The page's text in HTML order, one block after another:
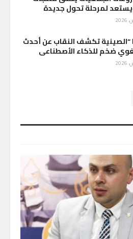
لمرحلة تحول جديدة
“الصينية تكشف النقاب عن أحدث
ضخم للذكاء الأصطناعى